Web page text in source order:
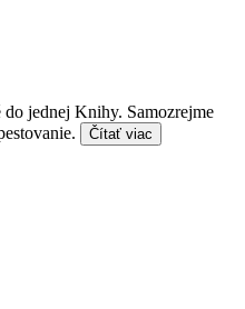
jednej Knihy. Samozrejme
Čítať viac